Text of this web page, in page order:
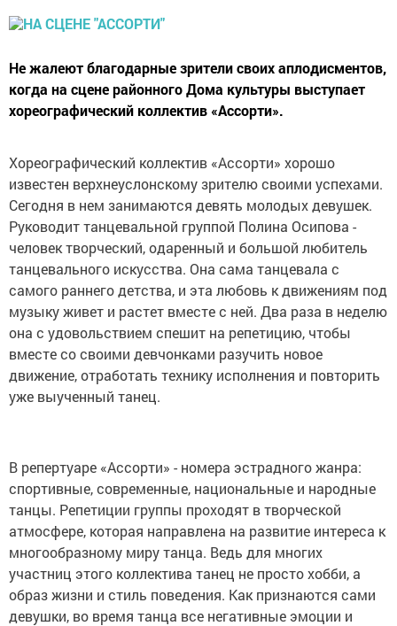
Не жалеют благодарные зрители своих аплодисментов,
когда на сцене районного Дома культуры выступает
хореографический коллектив «Ассорти».
Хореографический коллектив «Ассорти» хорошо
известен верхнеуслонскому зрителю своими успехами.
Сегодня в нем занимаются девять молодых девушек.
Руководит танцевальной группой Полина Осипова -
человек творческий, одаренный и большой любитель
танцевального искусства. Она сама танцевала с
самого раннего детства, и эта любовь к движениям под
музыку живет и растет вместе с ней. Два раза в неделю
она с удовольствием спешит на репетицию, чтобы
вместе со своими девчонками разучить новое
движение, отработать технику исполнения и повторить
уже выученный танец.
В репертуаре «Ассорти» - номера эстрадного жанра:
спортивные, современные, национальные и народные
танцы. Репетиции группы проходят в творческой
атмосфере, которая направлена на развитие интереса к
многообразному миру танца. Ведь для многих
участниц этого коллектива танец не просто хобби, а
образ жизни и стиль поведения. Как признаются сами
девушки, во время танца все негативные эмоции и